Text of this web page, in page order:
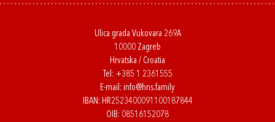
Ulica grada Vukovara 269A
10000 Zagreb
Hrvatska / Croatia
Tel: +385 1 2361555
E-mail: info@hns.family
IBAN: HR2523400091100187844
OIB: 08516152078